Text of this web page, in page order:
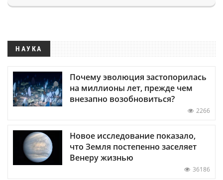
НАУКА
Почему эволюция застопорилась
на миллионы лет, прежде чем
внезапно возобновиться?
2266
Новое исследование показало,
что Земля постепенно заселяет
Венеру жизнью
36186